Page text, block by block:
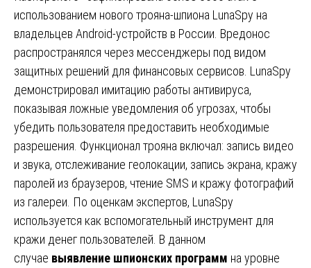
использованием нового трояна-шпиона LunaSpy на
владельцев Android-устройств в России. Вредонос
распространялся через мессенджеры под видом
защитных решений для финансовых сервисов. LunaSpy
демонстрировал имитацию работы антивируса,
показывая ложные уведомления об угрозах, чтобы
убедить пользователя предоставить необходимые
разрешения. Функционал трояна включал: запись видео
и звука, отслеживание геолокации, запись экрана, кражу
паролей из браузеров, чтение SMS и кражу фотографий
из галереи. По оценкам экспертов, LunaSpy
используется как вспомогательный инструмент для
кражи денег пользователей. В данном
случае выявление шпионских программ на уровне